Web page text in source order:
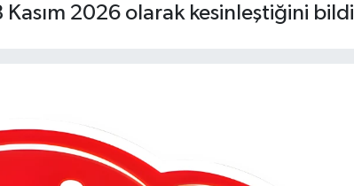
2026 olarak kesinleştiğini